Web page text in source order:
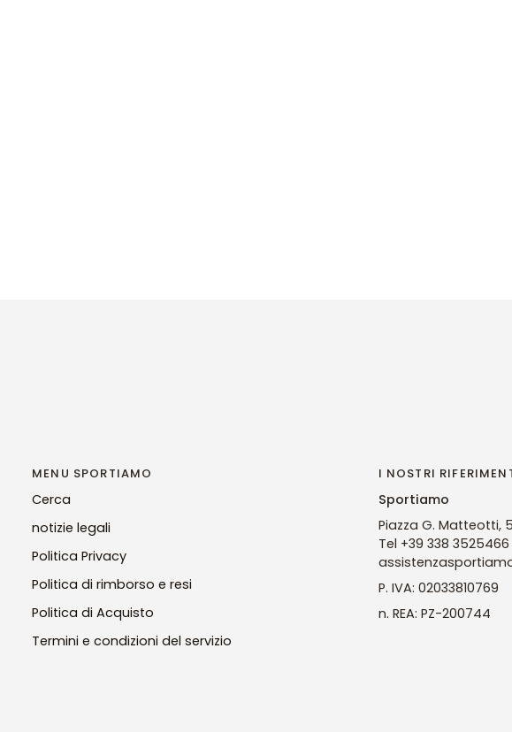
MENU SPORTIAMO
Cerca
notizie legali
Politica Privacy
Politica di rimborso e resi
Politica di Acquisto
Termini e condizioni del servizio
I NOSTRI
Sportiamo
Piazza G. Matteotti,
Tel +39 338
P. IVA: 02033810769
n. REA: PZ-200744